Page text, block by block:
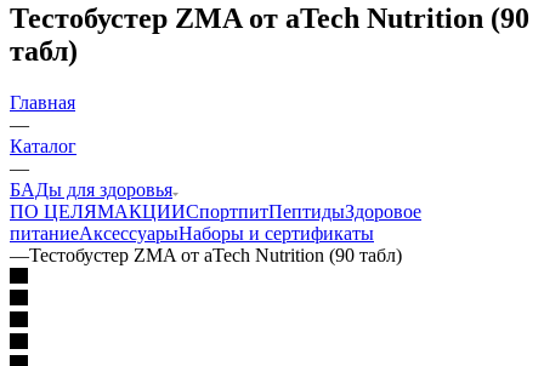
Тестобустер ZMA от aTech Nutrition (90
табл)
Главная
—
Каталог
—
БАДы для здоровья
ПО ЦЕЛЯМАКЦИИСпортпитПептидыЗдоровое
питаниеАксессуарыНаборы и сертификаты
—Тестобустер ZMA от aTech Nutrition (90 табл)